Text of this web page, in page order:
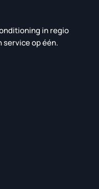
in regio
op één.